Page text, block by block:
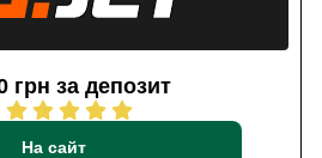
грн за депозит
На сайт